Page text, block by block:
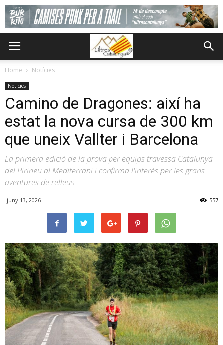
Home Notícies
Notícies
Camino de Dragones: així ha
estat la nova cursa de 300 km
que uneix Vallter i Barcelona
La primera edició de la prova per equips travessa Catalunya
del Pirineu al Mediterrani i confirma l'interès per les grans
aventures de relleus
juny 13, 2026 557